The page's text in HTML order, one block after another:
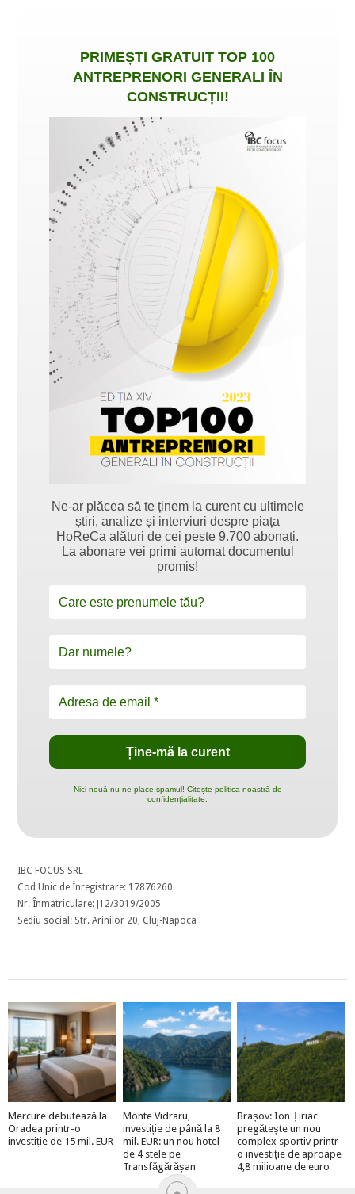
PRIMEȘTI GRATUIT TOP 100
ANTREPRENORI GENERALI ÎN
CONSTRUCȚII!
Ne-ar plăcea să te ținem la curent cu ultimele
știri, analize și interviuri despre piața
HoReCa alături de cei peste 9.700 abonați.
La abonare vei primi automat documentul
promis!
Nici nouă nu ne place spamul! Citește politica noastră de
confidențialitate.
IBC FOCUS SRL
Cod Unic de Înregistrare: 17876260
Nr. Înmatriculare: J12/3019/2005
Sediu social: Str. Arinilor 20, Cluj-Napoca
Mercure debutează la
Oradea printr-o
investiție de 15 mil. EUR
Monte Vidraru,
investiție de până la 8
mil. EUR: un nou hotel
de 4 stele pe
Transfăgărășan
Brașov: Ion Țiriac
pregătește un nou
complex sportiv printr-
o investiție de aproape
4,8 milioane de euro